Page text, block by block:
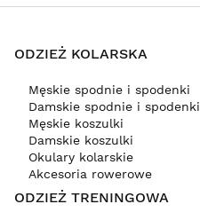
ODZIEŻ KOLARSKA
Męskie spodnie i spodenki
Damskie spodnie i spodenki
Męskie koszulki
Damskie koszulki
Okulary kolarskie
Akcesoria rowerowe
ODZIEŻ TRENINGOWA